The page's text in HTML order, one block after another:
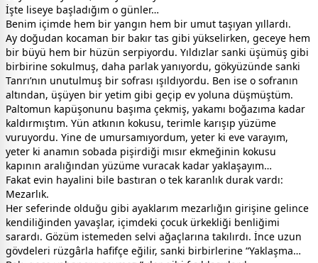
İşte liseye başladığım o günler…
Benim içimde hem bir yangın hem bir umut taşıyan yıllardı.
Ay doğudan kocaman bir bakır tas gibi yükselirken, geceye hem
bir büyü hem bir hüzün serpiyordu. Yıldızlar sanki üşümüş gibi
birbirine sokulmuş, daha parlak yanıyordu, gökyüzünde sanki
Tanrı’nın unutulmuş bir sofrası ışıldıyordu. Ben ise o sofranın
altından, üşüyen bir yetim gibi geçip ev yoluna düşmüştüm.
Paltomun kapüşonunu başıma çekmiş, yakamı boğazıma kadar
kaldırmıştım. Yün atkının kokusu, terimle karışıp yüzüme
vuruyordu. Yine de umursamıyordum, yeter ki eve varayım,
yeter ki anamın sobada pişirdiği mısır ekmeğinin kokusu
kapının aralığından yüzüme vuracak kadar yaklaşayım…
Fakat evin hayalini bile bastıran o tek karanlık durak vardı:
Mezarlık.
Her seferinde olduğu gibi ayaklarım mezarlığın girişine gelince
kendiliğinden yavaşlar, içimdeki çocuk ürkekliği benliğimi
sarardı. Gözüm istemeden selvi ağaçlarına takılırdı. İnce uzun
gövdeleri rüzgârla hafifçe eğilir, sanki birbirlerine “Yaklaşma…